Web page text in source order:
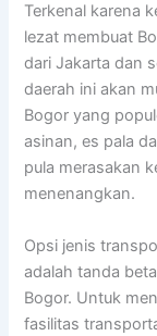
Terkenal karena
lezat membuat
dari Jakarta dan
daerah ini akan
Bogor yang
asinan, es pala
pula merasakan
menenangkan.
Opsi jenis
adalah tanda
Bogor. Untuk
fasilitas